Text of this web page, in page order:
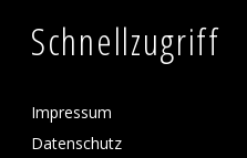
Schnellzugriff
Impressum
Datenschutz